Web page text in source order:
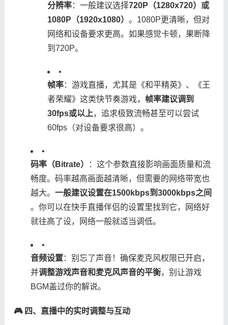
​分辨率​​：一般建议选择​​720P（1280x720）或
1080P（1920x1080）​ ​。1080P更清晰，但对
网络和设备要求更高。如果感觉卡顿，果断降
到720P。
•
​帧率​​：游戏直播，尤其是《和平精英》、《王
者荣耀》这类快节奏游戏，​ ​帧率建议调到
30fps或以上​​，追求极致流畅甚至可以尝试
60fps（对设备要求很高）。
•
​码率（Bitrate）​
​：这个参数直接影响画面质量和流
畅度。码率越高画面越清晰，但需要的网络带宽也
越大。​ ​一般建议设置在1500kbps到3000kbps之间​
。你可以在快手直播伴侣的设置里找到它，网络好
就往高了设，网络一般就适当调低。
•
​音频设置​​：别忘了声音！确保麦克风权限已开启，
并​​调整游戏声音和麦克风声音的平衡​​，别让游戏
BGM盖过你的解说。
​🎮 四、直播中的实时调整与互动​